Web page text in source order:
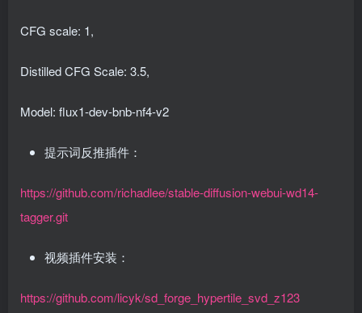
CFG scale: 1,
Distilled CFG Scale: 3.5,
Model: flux1-dev-bnb-nf4-v2
提示词反推插件：
https://github.com/richadlee/stable-diffusion-webui-wd14-
tagger.git
视频插件安装：
https://github.com/licyk/sd_forge_hypertile_svd_z123